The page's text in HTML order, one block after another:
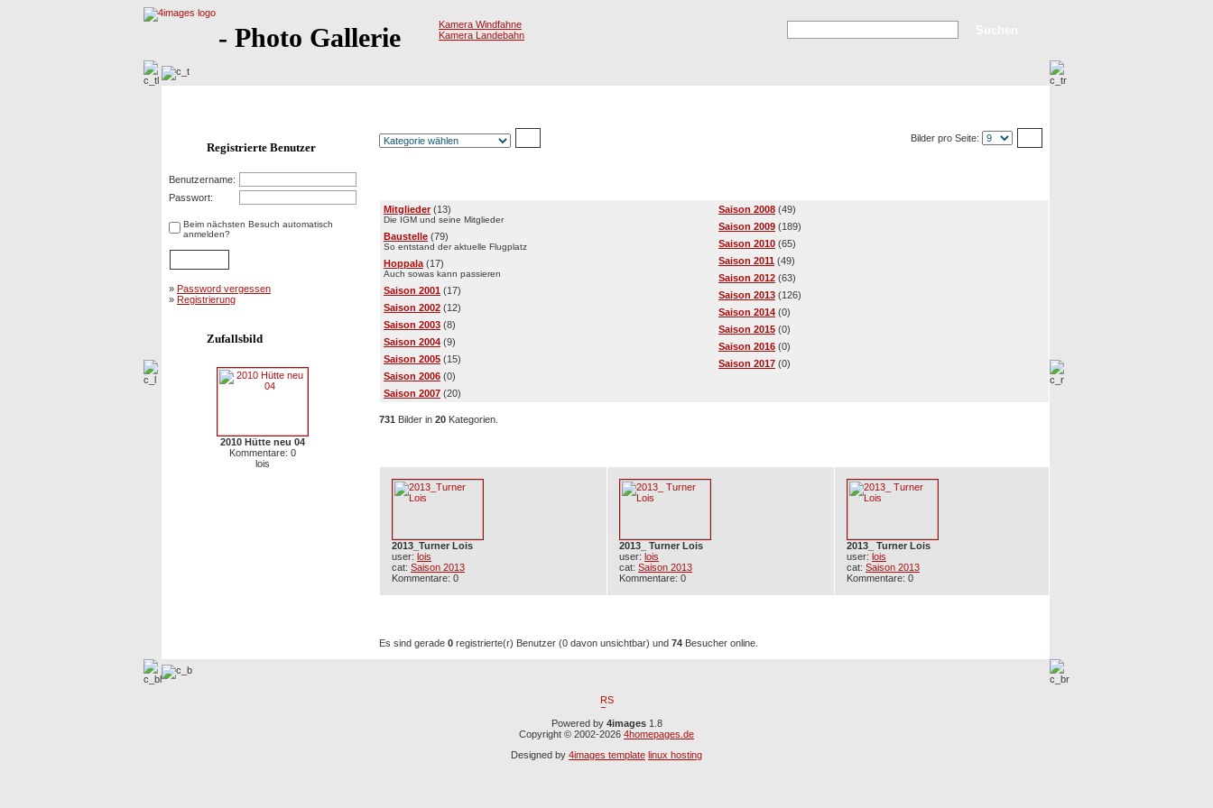
- Photo Gallerie
Kamera Windfahne
Kamera Landebahn
Registrierte Benutzer
Benutzername:
Passwort:
Beim nächsten Besuch automatisch
anmelden?
» Password vergessen
» Registrierung
Zufallsbild
2010 Hütte neu 04
Kommentare: 0
lois
Bilder pro Seite:
Mitglieder(13)
Die IGM und seine Mitglieder
Baustelle (79)
So entstand der aktuelle Flugplatz
Hoppala (17)
Auch sowas kann passieren
Saison 2001 (17)
Saison 2002 (12)
Saison 2003 (8)
Saison 2004 (9)
Saison 2005 (15)
Saison 2006 (0)
Saison 2007 (20)
Saison 2008 (49)
Saison 2009 (189)
Saison 2010 (65)
Saison 2011 (49)
Saison 2012 (63)
Saison 2013 (126)
Saison 2014 (0)
Saison 2015 (0)
Saison 2016 (0)
Saison 2017 (0)
731 Bilder in 20 Kategorien.
2013_Turner Lois
user: lois
cat: Saison 2013
Kommentare: 0
2013_ Turner Lois
user: lois
cat: Saison 2013
Kommentare: 0
2013_ Turner Lois
user: lois
cat: Saison 2013
Kommentare: 0
Es sind gerade 0 registrierte(r) Benutzer (0 davon unsichtbar) und 74 Besucher online.
Powered by 4images1.8
Copyright © 2002-2026 4homepages.de
Designed by 4images template linux hosting